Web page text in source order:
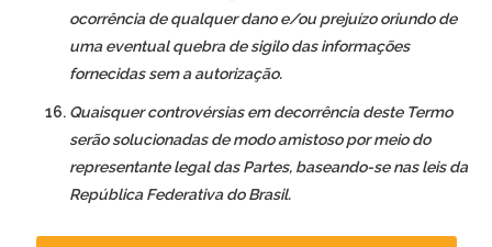
ocorrência de qualquer dano e/ou prejuízo oriundo de
uma eventual quebra de sigilo das informações
fornecidas sem a autorização.
Quaisquer controvérsias em decorrência deste Termo
serão solucionadas de modo amistoso por meio do
representante legal das Partes, baseando-se nas leis da
República Federativa do Brasil.